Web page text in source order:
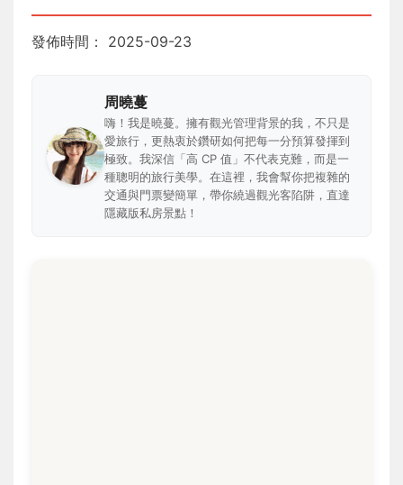
發佈時間： 2025-09-23
周曉蔓
嗨！我是曉蔓。擁有觀光管理背景的我，不只是
愛旅行，更熱衷於鑽研如何把每一分預算發揮到
極致。我深信「高 CP 值」不代表克難，而是一
種聰明的旅行美學。在這裡，我會幫你把複雜的
交通與門票變簡單，帶你繞過觀光客陷阱，直達
隱藏版私房景點！